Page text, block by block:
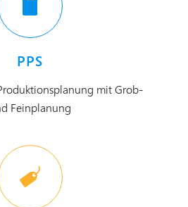
PPS
mit Grob-
Feinplanung